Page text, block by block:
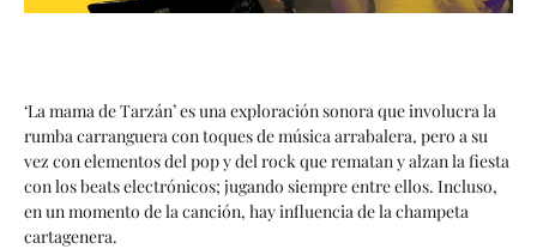
‘La mama de Tarzán’ es una exploración sonora que involucra la
rumba carranguera con toques de música arrabalera, pero a su
vez con elementos del pop y del rock que rematan y alzan la fiesta
con los beats electrónicos; jugando siempre entre ellos. Incluso,
en un momento de la canción, hay influencia de la champeta
cartagenera.